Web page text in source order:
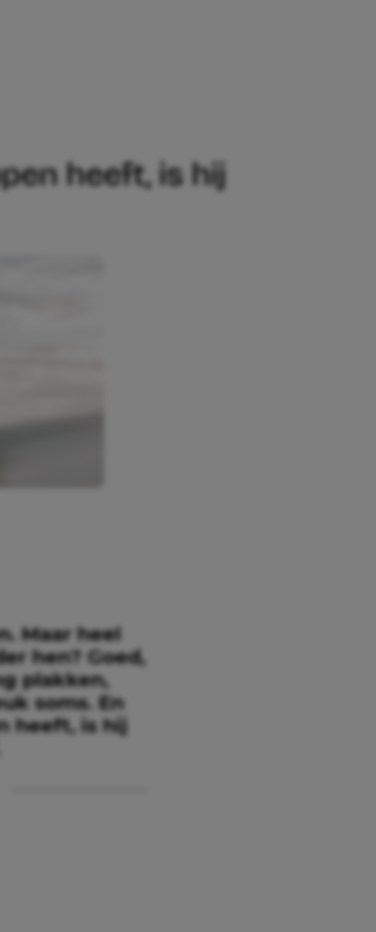
heeft, is hij
Maar heel
hen? Goed,
plakken,
soms. En
heeft, is hij